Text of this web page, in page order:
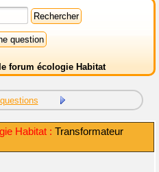
forum écologie Habitat
Habitat : Transformateur